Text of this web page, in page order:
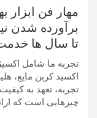
مهار فن ابزار
برآورده شدن
تا سال ها
تجربه ما شامل
اکسید کربن مایع،
تجربه، تعهد به
چیزهایی است که